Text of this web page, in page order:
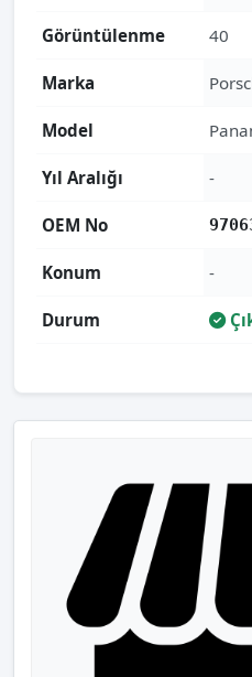
Görüntülenme 40
Marka
Model
Yıl Aralığı -
OEM No
Konum -
Durum